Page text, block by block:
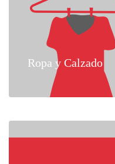
Ropa y Calzado